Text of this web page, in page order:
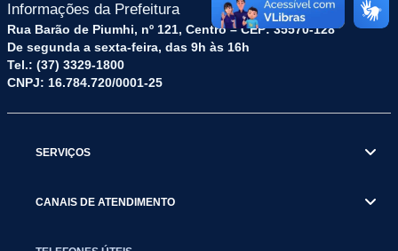
Informações da Prefeitura
Rua Barão de Piumhi, nº 121, Centro – CEP: 35570-128
De segunda a sexta-feira, das 9h às 16h
Tel.: (37) 3329-1800
CNPJ: 16.784.720/0001-25
SERVIÇOS
CANAIS DE ATENDIMENTO